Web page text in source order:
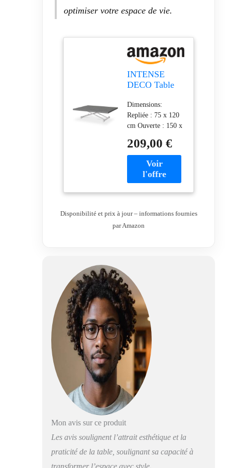
optimiser votre espace de vie.
INTENSE
DECO Table
Philadelphia
XL Effet béton
Dimensions:
Repliée : 75 x 120
cm Ouverte : 150 x
31 / 73 cm Matière:
MDF (Panneau de
fibre à densité
moyenne)
uniquement hors
209,00 €
Disponibilité et prix à jour – informations fournies
par Amazon
Mon avis sur ce produit
Les avis soulignent l’attrait esthétique et la
praticité de la table, soulignant sa capacité à
transformer l’espace avec style.